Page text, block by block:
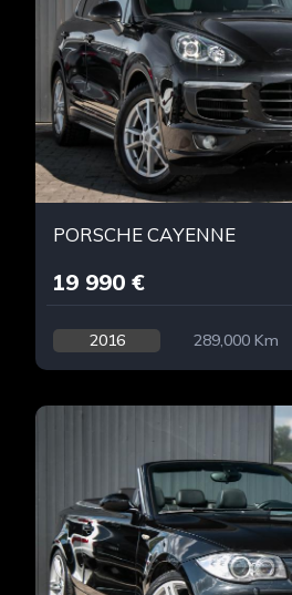
PORSCHE CAYENNE
19 990 €
2016 289,000 Km